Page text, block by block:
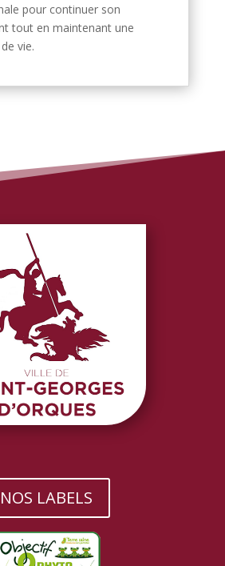
pour continuer son
tout en maintenant une
vie.
NOS LABELS